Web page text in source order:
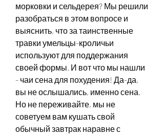
морковки и сельдерея? Мы решили
разобраться в этом вопросе и
выяснить, что за таинственные
травки умельцы-кроличьи
используют для поддержания
своей формы. И вот что мы нашли
- чаи сена для похудения! Да-да,
вы не ослышались, именно сена.
Но не переживайте, мы не
советуем вам кушать свой
обычный завтрак наравне с